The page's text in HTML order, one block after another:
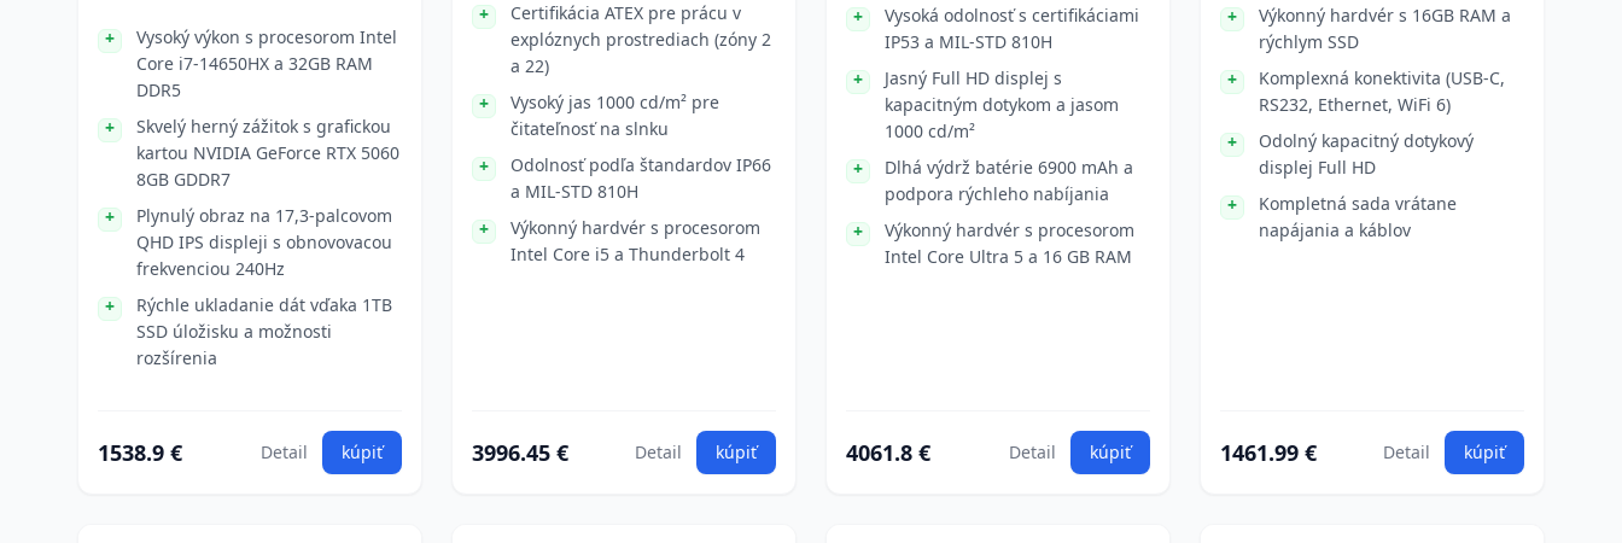
Vysoký výkon s procesorom Intel
Core i7-14650HX a 32GB RAM
DDR5
Skvelý herný zážitok s grafickou
kartou NVIDIA GeForce RTX 5060
8GB GDDR7
Plynulý obraz na 17,3-palcovom
QHD IPS displeji s obnovovacou
frekvenciou 240Hz
Rýchle ukladanie dát vďaka 1TB
SSD úložisku a možnosti
rozšírenia
1538.9 € Detail kúpiť
Certifikácia ATEX pre prácu v
explóznych prostrediach (zóny 2
a 22)
Vysoký jas 1000 cd/m² pre
čitateľnosť na slnku
Odolnosť podľa štandardov IP66
a MIL-STD 810H
Výkonný hardvér s procesorom
Intel Core i5 a Thunderbolt 4
3996.45 € Detail kúpiť
Vysoká odolnosť s certifikáciami
IP53 a MIL-STD 810H
Jasný Full HD displej s
kapacitným dotykom a jasom
1000 cd/m²
Dlhá výdrž batérie 6900 mAh a
podpora rýchleho nabíjania
Výkonný hardvér s procesorom
Intel Core Ultra 5 a 16 GB RAM
4061.8 € Detail kúpiť
Výkonný hardvér s 16GB RAM a
rýchlym SSD
Komplexná konektivita (USB-C,
RS232, Ethernet, WiFi 6)
Odolný kapacitný dotykový
displej Full HD
Kompletná sada vrátane
napájania a káblov
1461.99 € Detail kúpiť